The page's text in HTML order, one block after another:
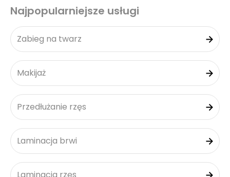
Najpopularniejsze usługi
Zabieg na twarz
Makijaż
Przedłużanie rzęs
Laminacja brwi